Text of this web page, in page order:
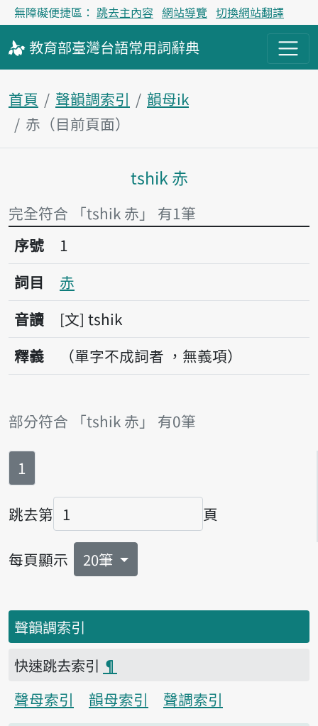
無障礙便捷區： 跳去主內容 網站導覽 切換網站翻譯
教育部臺灣台語常用詞辭典
首頁 聲韻調索引
韻母ik
赤（目前頁面）
主內容區塊
tshik 赤
完全符合 「tshik 赤」 有1筆
序號1赤
序號
1
詞目
赤
音讀
文 tshik
釋義
（單字不成詞者 ，無義項）
部分符合 「tshik 赤」 有0筆
第
1
跳去第
頁碼
頁
每頁顯示 20筆
聲韻調索引
快速跳去索引 ¶
聲母索引
韻母索引
聲調索引